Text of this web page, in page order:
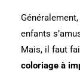
enfants
Mais, il faut
coloriage à